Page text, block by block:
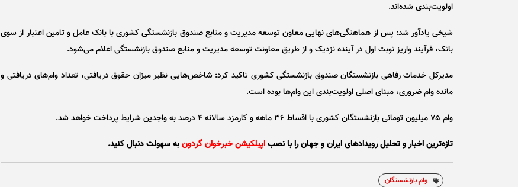
اولویت‌بندی شده‌اند.
شیخی یادآور شد: پس از هماهنگی‌های نهایی معاون توسعه مدیریت و منابع صندوق بازنشستگی کشوری با بانک عامل و تامین اعتبار از سوی
بانک، فرآیند واریز نوبت اول در آینده نزدیک و از طریق معاونت توسعه مدیریت و منابع صندوق بازنشستگی اعلام می‌شود.
مدیرکل خدمات رفاهی بازنشستگان صندوق بازنشستگی کشوری تاکید کرد: شاخص‌هایی نظیر میزان حقوق دریافتی، تعداد وام‌های دریافتی و
مانده وام ضروری، مبنای اصلی اولویت‌بندی این وام‌ها بوده است.
وام ۷۵ میلیون تومانی بازنشستگان کشوری با اقساط ۳۶ ماهه و کارمزد سالانه ۴ درصد به واجدین شرایط پرداخت خواهد شد.
تازه‌ترین اخبار و تحلیل‌ رویدادهای ایران و جهان را با نصباپیلکیشن خبرخوان گردونبه سهولت دنبال کنید.
وام بازنشستگان